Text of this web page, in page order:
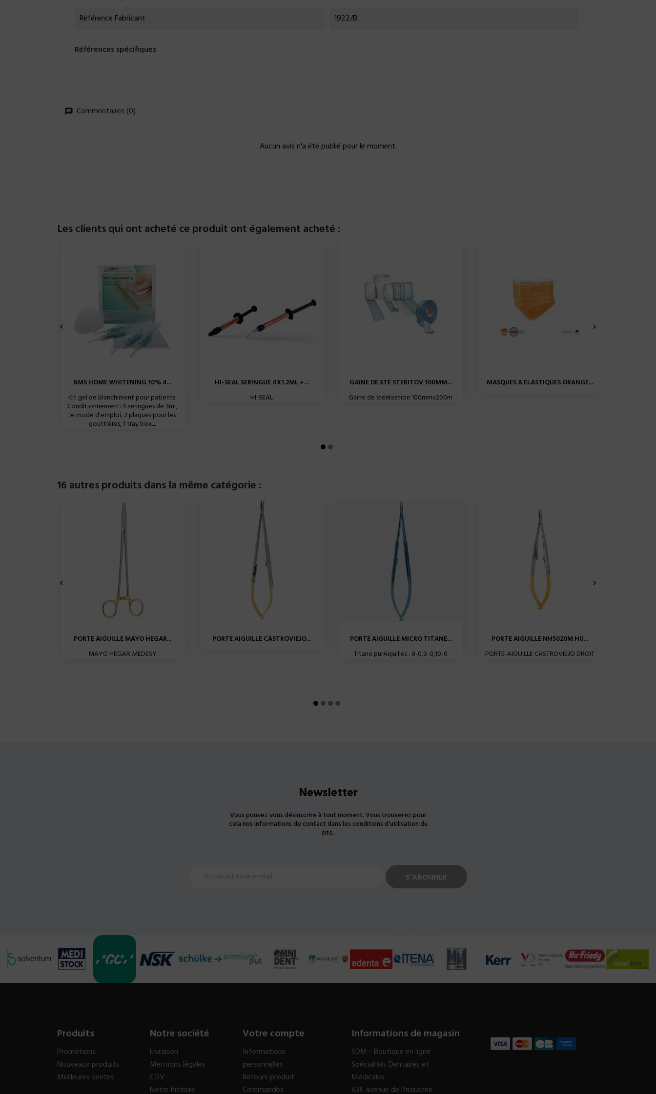
Référence Fabricant
1922/B
Références spécifiques
Commentaires (0)
Aucun avis n'a été publié pour le moment.
Les clients qui ont acheté ce produit ont également acheté :
BMS HOME WHITENING 10% 4...
Kit gel de blanchiment pour patients.
Conditionnement: 4 seringues de 3ml,
le mode d'emploi, 2 plaques pour les
gouttières, 1 tray box....
HI-SEAL SERINGUE 4X1.2ML +...
HI-SEAL
GAINE DE STE STERITOV 100MM...
Gaine de stérilisation 100mmx200m
MASQUES A ELASTIQUES ORANGE...
 
16 autres produits dans la même catégorie :
PORTE AIGUILLE MAYO HEGAR...
MAYO HEGAR MEDESY
PORTE AIGUILLE CASTROVIEJO...
PORTE AIGUILLE MICRO TITANE...
Titane purAiguilles : 8-0,9-0,10-0
PORTE AIGUILLE NH5020M HU...
PORTE-AIGUILLE CASTROVIEJO DROIT
 
Newsletter
Vous pouvez vous désinscrire à tout moment. Vous trouverez pour
cela nos informations de contact dans les conditions d'utilisation du
site.
Produits
Promotions
Nouveaux produits
Meilleures ventes
Notre société
Livraison
Mentions légales
CGV
Notre histoire
Votre compte
Informations
personnelles
Retours produit
Commandes
Informations de magasin
SDM - Boutique en ligne
Spécialités Dentaires et
Médicales
635 avenue de l'industrie